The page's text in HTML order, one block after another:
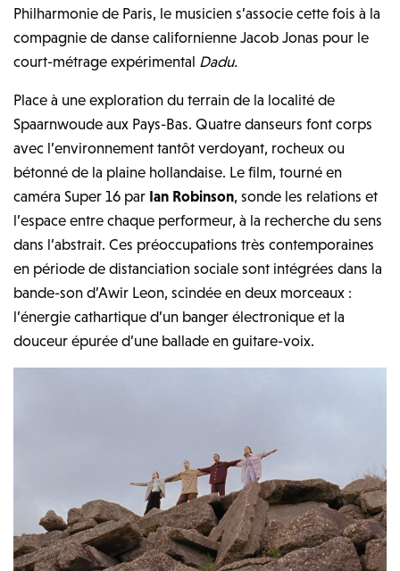
Philharmonie de Paris, le musicien s’associe cette fois à la
compagnie de danse californienne Jacob Jonas pour le
court-métrage expérimental Dadu.
Place à une exploration du terrain de la localité de
Spaarnwoude aux Pays-Bas. Quatre danseurs font corps
avec l’environnement tantôt verdoyant, rocheux ou
bétonné de la plaine hollandaise. Le film, tourné en
caméra Super 16 par Ian Robinson, sonde les relations et
l’espace entre chaque performeur, à la recherche du sens
dans l’abstrait. Ces préoccupations très contemporaines
en période de distanciation sociale sont intégrées dans la
bande-son d’Awir Leon, scindée en deux morceaux :
l’énergie cathartique d’un banger électronique et la
douceur épurée d’une ballade en guitare-voix.